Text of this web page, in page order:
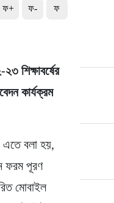
ফ+ ফ- ফ
শিক্ষাবর্ষের
কার্যক্রম
এতে বলা হয়,
ফরম পূরণ
মোবাইল